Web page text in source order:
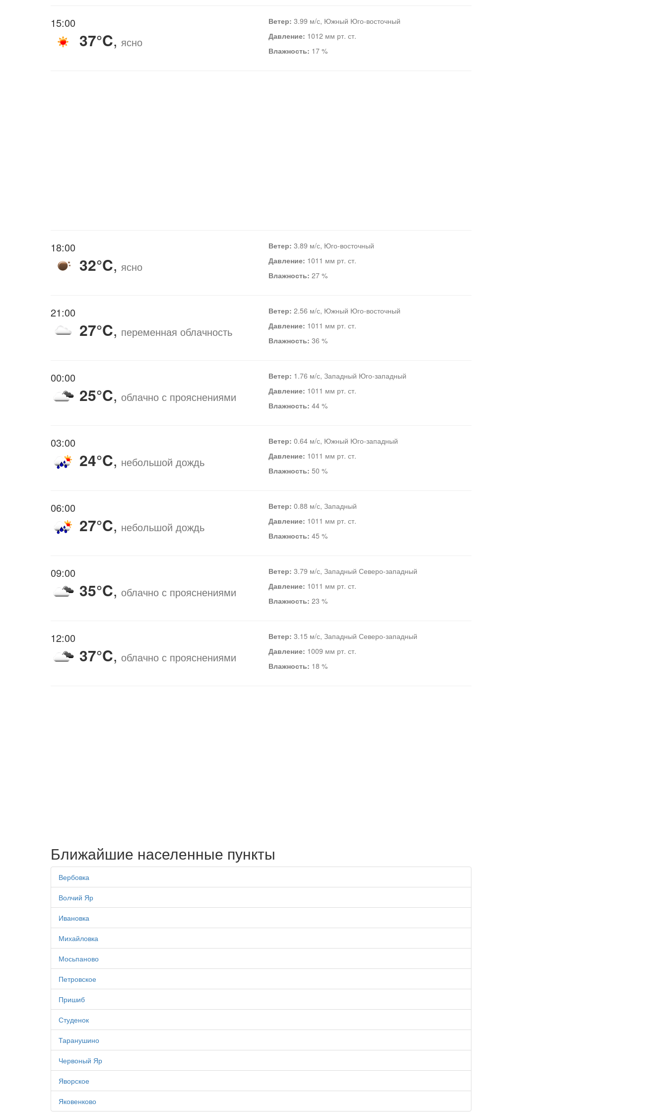
15:00
37°C, ясно
Ветер: 3.99 м/с, Южный Юго-восточный
Давление: 1012 мм рт. ст.
Влажность: 17 %
18:00
32°C, ясно
Ветер: 3.89 м/с, Юго-восточный
Давление: 1011 мм рт. ст.
Влажность: 27 %
21:00
27°C, переменная облачность
Ветер: 2.56 м/с, Южный Юго-восточный
Давление: 1011 мм рт. ст.
Влажность: 36 %
00:00
25°C, облачно с прояснениями
Ветер: 1.76 м/с, Западный Юго-западный
Давление: 1011 мм рт. ст.
Влажность: 44 %
03:00
24°C, небольшой дождь
Ветер: 0.64 м/с, Южный Юго-западный
Давление: 1011 мм рт. ст.
Влажность: 50 %
06:00
27°C, небольшой дождь
Ветер: 0.88 м/с, Западный
Давление: 1011 мм рт. ст.
Влажность: 45 %
09:00
35°C, облачно с прояснениями
Ветер: 3.79 м/с, Западный Северо-западный
Давление: 1011 мм рт. ст.
Влажность: 23 %
12:00
37°C, облачно с прояснениями
Ветер: 3.15 м/с, Западный Северо-западный
Давление: 1009 мм рт. ст.
Влажность: 18 %
Ближайшие населенные пункты
Вербовка
Волчий Яр
Ивановка
Михайловка
Мосьпаново
Петровское
Пришиб
Студенок
Таранушино
Червоный Яр
Яворское
Яковенково